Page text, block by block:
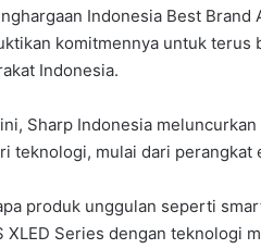
Indonesia Best Brand
komitmennya untuk
Indonesia.
Sharp Indonesia
teknologi, mulai dari
produk unggulan seperti
XLED Series dengan teknologi